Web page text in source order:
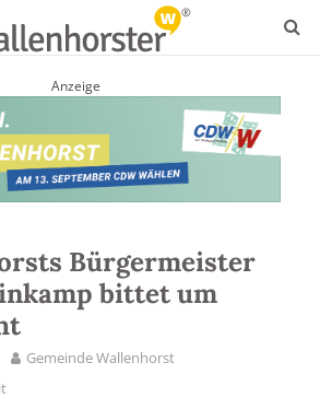
Anzeige
Bürgermeister
bittet um
Gemeinde Wallenhorst